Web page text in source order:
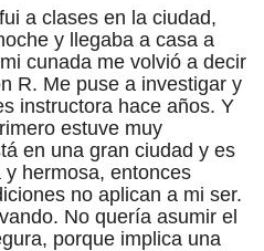
a clases en la ciudad,
y llegaba a casa a
cunada me volvió a decir
R. Me puse a investigar y
instructora hace años. Y
estuve muy
en una gran ciudad y es
hermosa, entonces
no aplican a mi ser.
No quería asumir el
porque implica una